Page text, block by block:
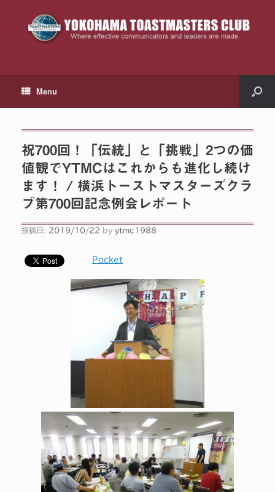
Menu
祝700回！「伝統」と「挑戦」2つの価
値観でYTMCはこれからも進化し続け
ます！ / 横浜トーストマスターズクラ
ブ第700回記念例会レポート
投稿日: 2019/10/22 by ytmc1988
Pocket